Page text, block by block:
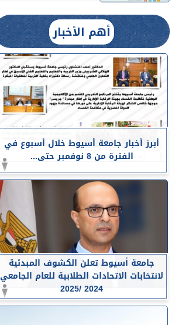
أهم الأخبار
أبرز أخبار جامعة أسيوط خلال أسبوع في
الفترة من 8 نوفمبر حتى...
جامعة أسيوط تعلن الكشوف المبدئية
لانتخابات الاتحادات الطلابية للعام الجامعي
2024 /2025